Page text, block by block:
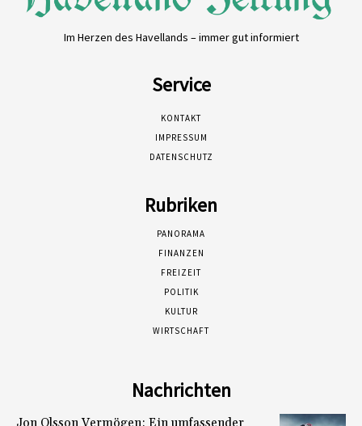
Im Herzen des Havellands – immer gut informiert
Service
KONTAKT
IMPRESSUM
DATENSCHUTZ
Rubriken
PANORAMA
FINANZEN
FREIZEIT
POLITIK
KULTUR
WIRTSCHAFT
Nachrichten